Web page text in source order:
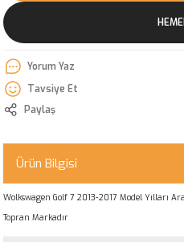
Yorum Yaz
Tavsiye Et
Paylaş
Ürün Bilgisi
Wolkswagen Golf 7 2013-2017 Model Yılları
Topran Markadır